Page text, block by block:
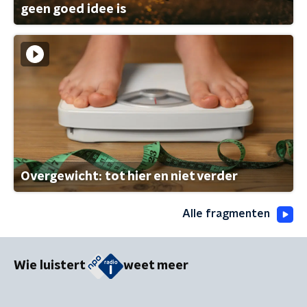
geen goed idee is
Overgewicht: tot hier en niet verder
Alle fragmenten
Wie luistert weet meer